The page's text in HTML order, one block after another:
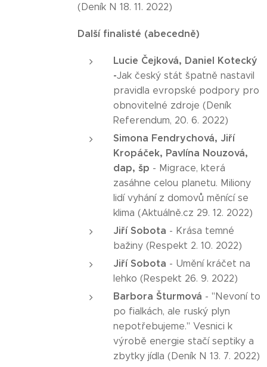
(Deník N 18. 11. 2022)
Další finalisté (abecedně)
Lucie Čejková, Daniel Kotecký
-Jak český stát špatně nastavil
pravidla evropské podpory pro
obnovitelné zdroje (Deník
Referendum, 20. 6. 2022)
Simona Fendrychová, Jiří
Kropáček, Pavlína Nouzová,
dap, šp - Migrace, která
zasáhne celou planetu. Miliony
lidí vyhání z domovů měnící se
klima (Aktuálně.cz 29. 12. 2022)
Jiří Sobota - Krása temné
bažiny (Respekt 2. 10. 2022)
Jiří Sobota - Umění kráčet na
lehko (Respekt 26. 9. 2022)
Barbora Šturmová - "Nevoní to
po fialkách, ale ruský plyn
nepotřebujeme." Vesnici k
výrobě energie stačí septiky a
zbytky jídla (Deník N 13. 7. 2022)